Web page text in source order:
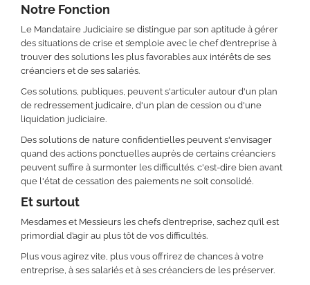
Notre Fonction
Le Mandataire Judiciaire se distingue par son aptitude à gérer
des situations de crise et s’emploie avec le chef d’entreprise à
trouver des solutions les plus favorables aux intérêts de ses
créanciers et de ses salariés.
Ces solutions, publiques, peuvent s'articuler autour d'un plan
de redressement judicaire, d'un plan de cession ou d'une
liquidation judiciaire.
Des solutions de nature confidentielles peuvent s'envisager
quand des actions ponctuelles auprès de certains créanciers
peuvent suffire à surmonter les difficultés. c'est-dire bien avant
que l'état de cessation des paiements ne soit consolidé.
Et surtout
Mesdames et Messieurs les chefs d’entreprise, sachez qu’il est
primordial d’agir au plus tôt de vos difficultés.
Plus vous agirez vite, plus vous offrirez de chances à votre
entreprise, à ses salariés et à ses créanciers de les préserver.